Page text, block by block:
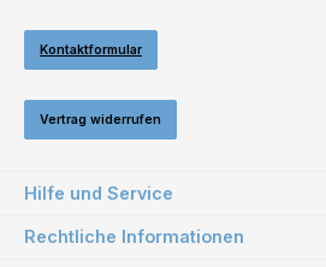
Kontaktformular
Vertrag widerrufen
Hilfe und Service
Rechtliche Informationen